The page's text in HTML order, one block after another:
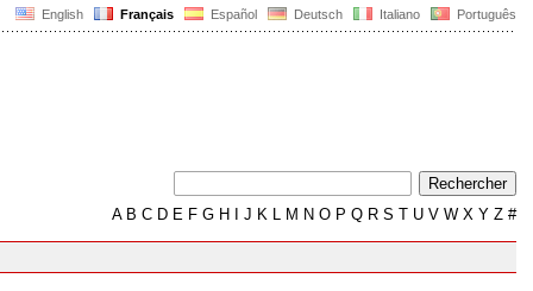
English Français Español Deutsch Italiano Português
AB C D E F G H J K L M N O P Q R S T U V W X Y Z #